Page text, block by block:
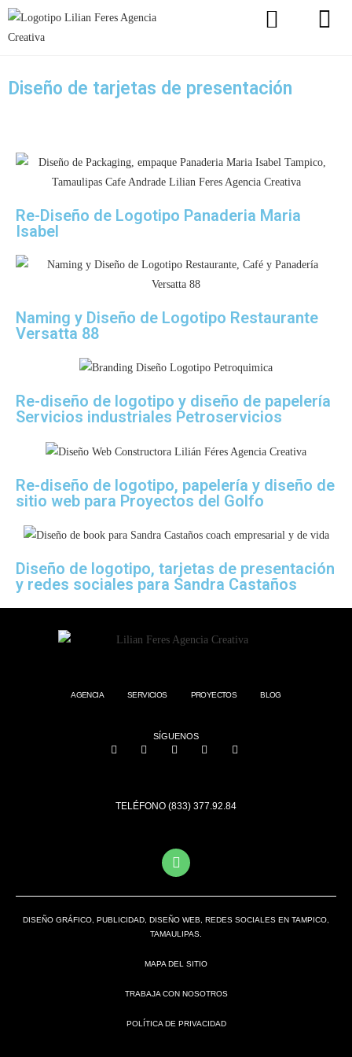
Diseño de tarjetas de presentación
Re-Diseño de Logotipo Panaderia Maria
Isabel
Naming y Diseño de Logotipo Restaurante
Versatta 88
Re-diseño de logotipo y diseño de papelería
Servicios industriales Petroservicios
Re-diseño de logotipo, papelería y diseño de
sitio web para Proyectos del Golfo
Diseño de logotipo, tarjetas de presentación
y redes sociales para Sandra Castaños
AGENCIA SERVICIOS PROYECTOS BLOG
SÍGUENOS
TELÉFONO (833) 377.92.84
DISEÑO GRÁFICO, PUBLICIDAD, DISEÑO WEB, REDES SOCIALES EN TAMPICO,
TAMAULIPAS.
MAPA DEL SITIO
TRABAJA CON NOSOTROS
POLÍTICA DE PRIVACIDAD